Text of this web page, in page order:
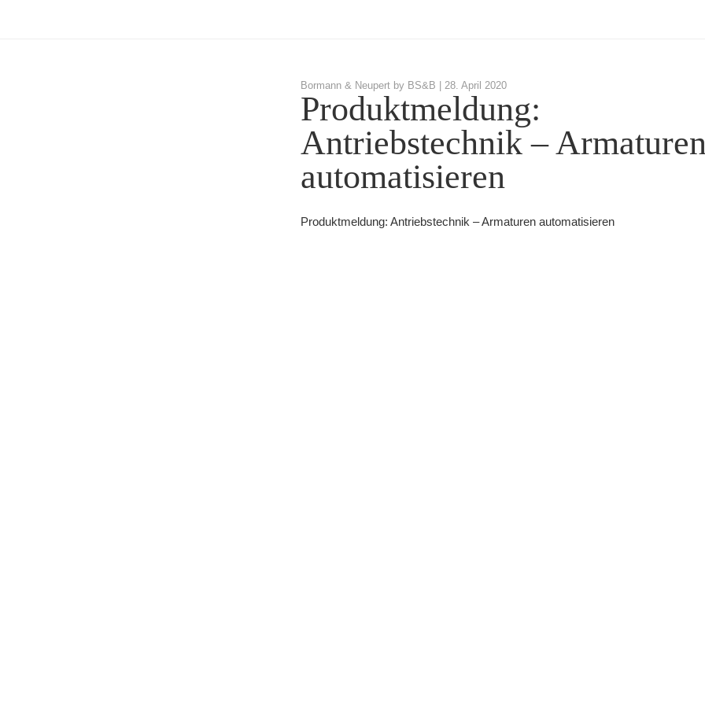
Bormann & Neupert by BS&B | 28. April 2020
Produktmeldung:
Antriebstechnik –
automatisieren
Produktmeldung: Antriebstechnik – Armaturen automatisieren